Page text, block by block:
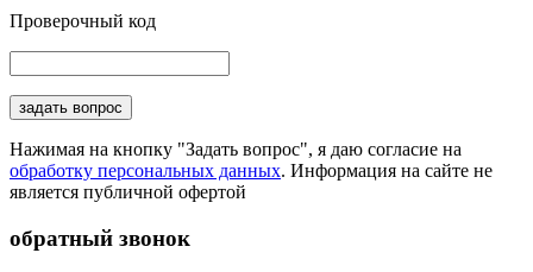
Проверочный код
задать вопрос
Нажимая на кнопку "Задать вопрос", я даю согласие на
обработку персональных данных. Информация на сайте не
является публичной офертой
обратный звонок